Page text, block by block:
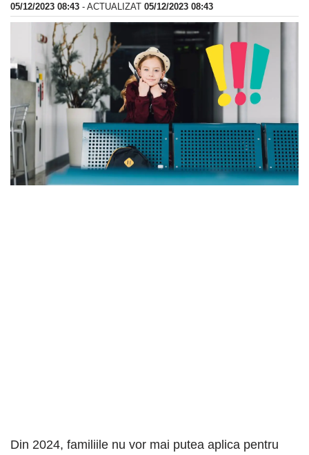
05/12/2023 08:43 - ACTUALIZAT 05/12/2023 08:43
Din 2024, familiile nu vor mai putea aplica pentru